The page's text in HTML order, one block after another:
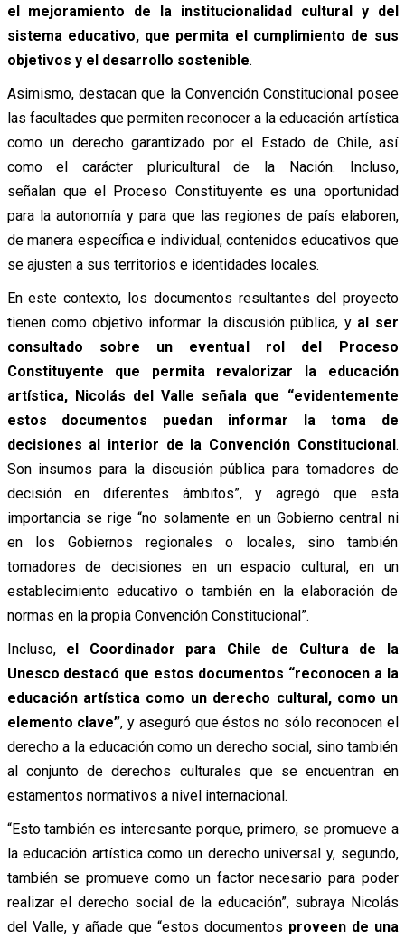
el mejoramiento de la institucionalidad cultural y del
sistema educativo, que permita el cumplimiento de sus
objetivos y el desarrollo sostenible.
Asimismo, destacan que la Convención Constitucional posee
las facultades que permiten reconocer a la educación artística
como un derecho garantizado por el Estado de Chile, así
como el carácter pluricultural de la Nación. Incluso,
señalan que el Proceso Constituyente es una oportunidad
para la autonomía y para que las regiones de país elaboren,
de manera específica e individual, contenidos educativos que
se ajusten a sus territorios e identidades locales.
En este contexto, los documentos resultantes del proyecto
tienen como objetivo informar la discusión pública, y al ser
consultado sobre un eventual rol del Proceso
Constituyente que permita revalorizar la educación
artística, Nicolás del Valle señala que “evidentemente
estos documentos puedan informar la toma de
decisiones al interior de la Convención Constitucional.
Son insumos para la discusión pública para tomadores de
decisión en diferentes ámbitos”, y agregó que esta
importancia se rige “no solamente en un Gobierno central ni
en los Gobiernos regionales o locales, sino también
tomadores de decisiones en un espacio cultural, en un
establecimiento educativo o también en la elaboración de
normas en la propia Convención Constitucional”.
Incluso, el Coordinador para Chile de Cultura de la
Unesco destacó que estos documentos “reconocen a la
educación artística como un derecho cultural, como un
elemento clave”, y aseguró que éstos no sólo reconocen el
derecho a la educación como un derecho social, sino también
al conjunto de derechos culturales que se encuentran en
estamentos normativos a nivel internacional.
“Esto también es interesante porque, primero, se promueve a
la educación artística como un derecho universal y, segundo,
también se promueve como un factor necesario para poder
realizar el derecho social de la educación”, subraya Nicolás
del Valle, y añade que “estos documentos proveen de una